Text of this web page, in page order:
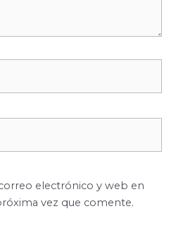
electrónico y web en
vez que comente.